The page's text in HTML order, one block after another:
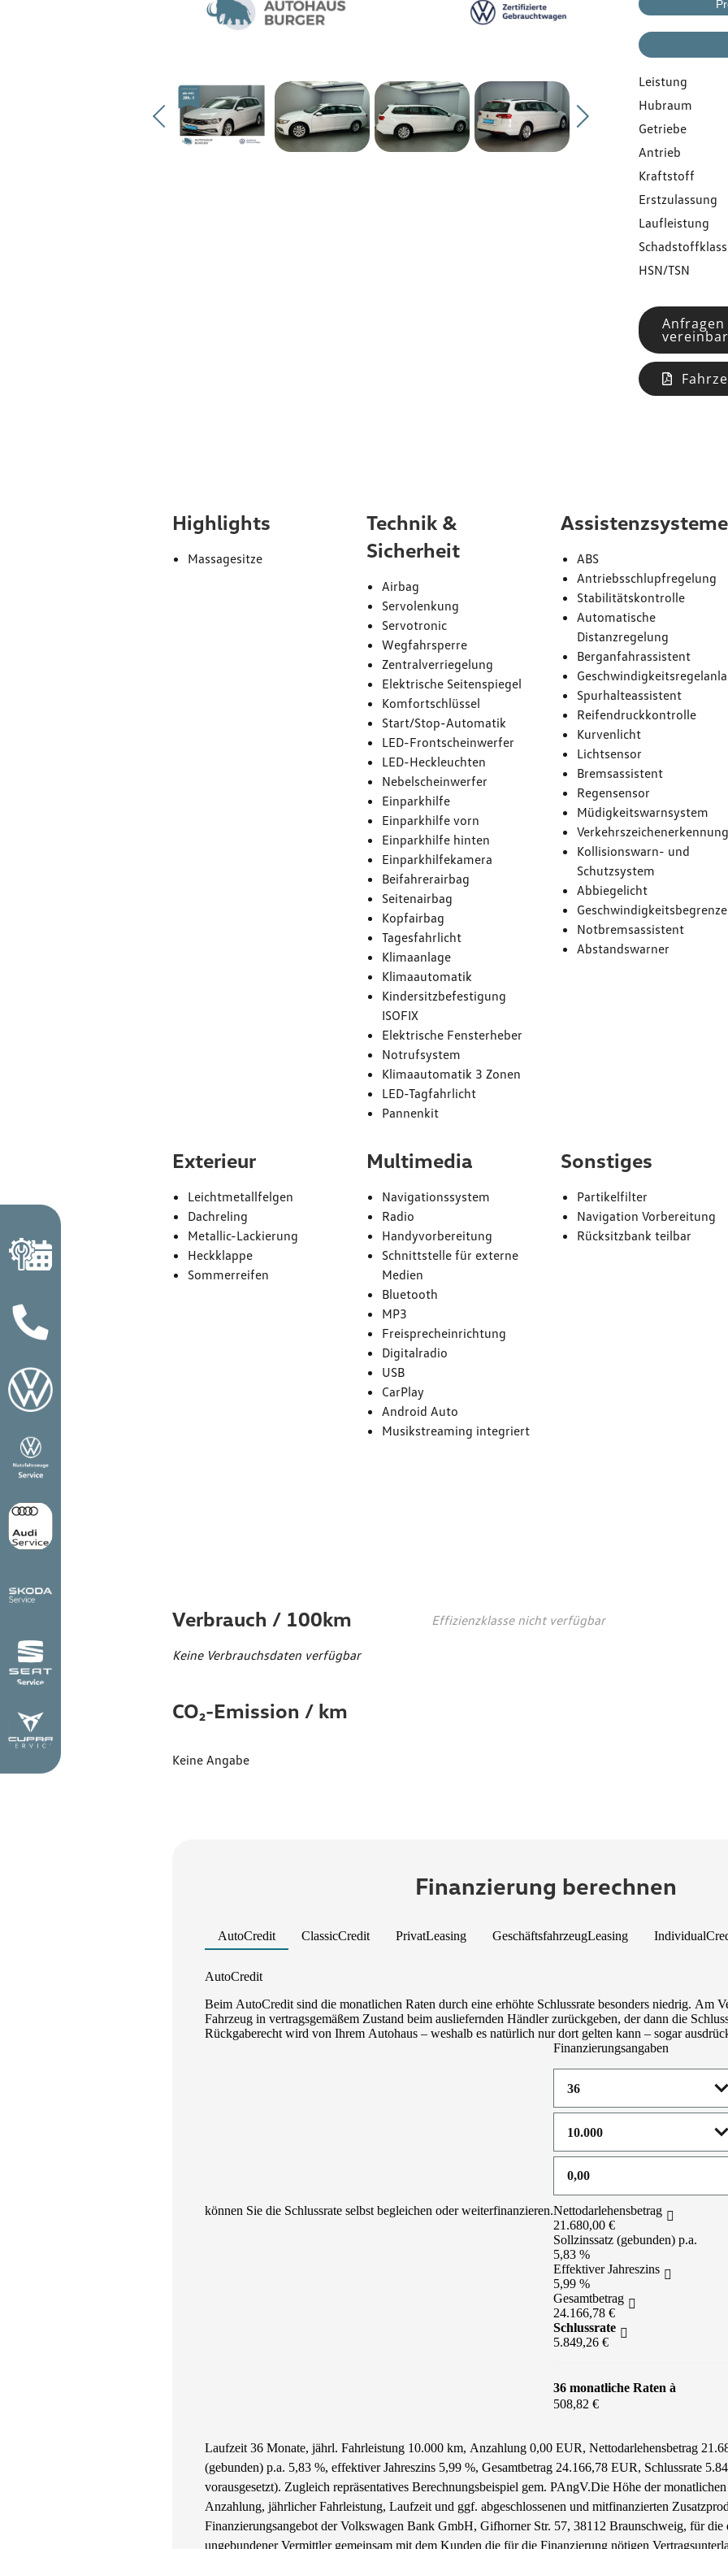
Über uns
Leistung
Hubraum
Getriebe
Antrieb
Kraftstoff
Erstzulassung
Laufleistung
HSN/TSN
Highlights
Massagesitze
Technik &
Sicherheit
Airbag
Servolenkung
Servotronic
Wegfahrsperre
Zentralverriegelung
Elektrische Seitenspiegel
Komfortschlüssel
Start/Stop-Automatik
LED-Frontscheinwerfer
LED-Heckleuchten
Nebelscheinwerfer
Einparkhilfe
Einparkhilfe vorn
Einparkhilfe hinten
Einparkhilfekamera
Beifahrerairbag
Seitenairbag
Kopfairbag
Tagesfahrlicht
Klimaanlage
Klimaautomatik
Kindersitzbefestigung
ISOFIX
Elektrische Fensterheber
Notrufsystem
Klimaautomatik 3 Zonen
LED-Tagfahrlicht
Pannenkit
Assistenzsysteme
ABS
Antriebsschlupfregelung
Stabilitätskontrolle
Automatische
Distanzregelung
Berganfahrassistent
Spurhalteassistent
Reifendruckkontrolle
Kurvenlicht
Lichtsensor
Bremsassistent
Regensensor
Müdigkeitswarnsystem
Verkehrszeichenerkennung
Kollisionswarn- und
Schutzsystem
Abbiegelicht
Notbremsassistent
Abstandswarner
Exterieur
Leichtmetallfelgen
Dachreling
Metallic-Lackierung
Heckklappe
Sommerreifen
Multimedia
Navigationssystem
Radio
Handyvorbereitung
Schnittstelle für externe
Medien
Bluetooth
MP3
Freisprecheinrichtung
Digitalradio
USB
CarPlay
Android Auto
Musikstreaming integriert
Sonstiges
Partikelfilter
Navigation Vorbereitung
Rücksitzbank teilbar
Verbrauch / 100km
Keine Verbrauchsdaten verfügbar
CO₂-Emission / km
Keine Angabe
Effizienzklasse nicht verfügbar
Finanzierung berechnen
AutoCredit ClassicCredit PrivatLeasing GeschäftsfahrzeugLeasing
AutoCredit
Beim AutoCredit sind die monatlichen Raten durch eine erhöhte Schlussrate besonders niedrig. Am
Fahrzeug in vertragsgemäßem Zustand beim ausliefernden Händler zurückgeben, der dann die
Rückgaberecht wird von Ihrem Autohaus – weshalb es natürlich nur dort gelten kann – sogar
können Sie die Schlussrate selbst begleichen oder weiterfinanzieren.
Finanzierungsangaben
Nettodarlehensbetrag
21.680,00 €
Sollzinssatz (gebunden) p.a.
5,83 %
Effektiver Jahreszins
5,99 %
Gesamtbetrag
24.166,78 €
Schlussrate
5.849,26 €
36 monatliche Raten à
508,82 €
Laufzeit 36 Monate, jährl. Fahrleistung 10.000 km, Anzahlung 0,00 EUR, Nettodarlehensbetrag
(gebunden) p.a. 5,83 %, effektiver Jahreszins 5,99 %, Gesamtbetrag 24.166,78 EUR, Schlussrate
vorausgesetzt). Zugleich repräsentatives Berechnungsbeispiel gem. PAngV.Die Höhe der
Anzahlung, jährlicher Fahrleistung, Laufzeit und ggf. abgeschlossenen und mitfinanzierten
Finanzierungsangebot der Volkswagen Bank GmbH, Gifhorner Str. 57, 38112 Braunschweig, für die
ungebundener Vermittler gemeinsam mit dem Kunden die für die Finanzierung nötigen